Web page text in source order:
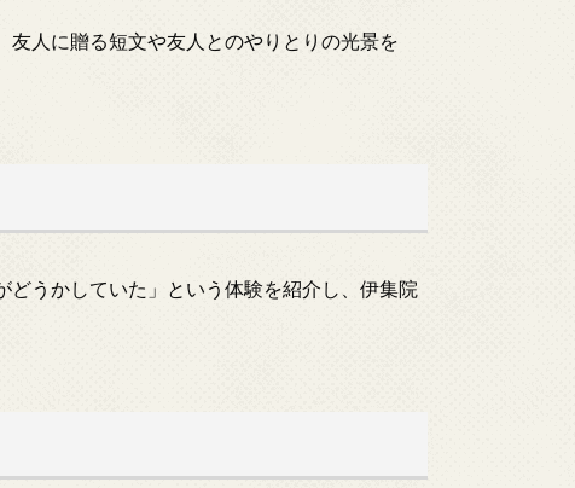
人に贈る短文や友人とのやりとりの光景を
うかしていた」という体験を紹介し、伊集院